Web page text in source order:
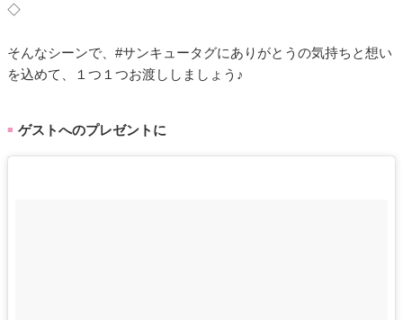
◇
そんなシーンで、#サンキュータグにありがとうの気持ちと想い
を込めて、１つ１つお渡ししましょう♪
■ ゲストへのプレゼントに